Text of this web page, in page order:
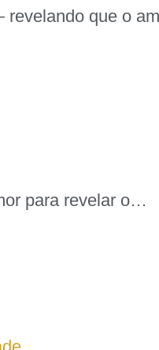
revelando que o
para revelar o…